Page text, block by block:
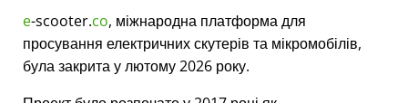
e-scooter.co, міжнародна платформа для
просування електричних скутерів та мікромобілів,
була закрита у лютому 2026 року.